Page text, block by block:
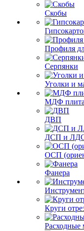
Скобы
Профиля
Серпянки
Уголки и
МДФ плита
ДВП
ДСП и
ОСП
Фанера
Круги
Расходные